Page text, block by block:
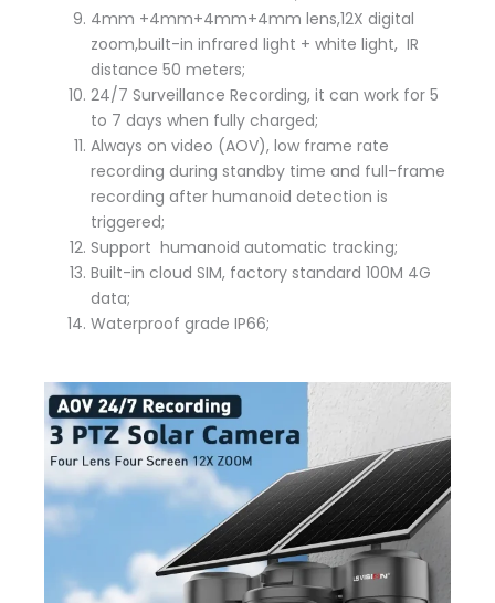
4mm +4mm+4mm+4mm lens,12X digital
zoom,built-in infrared light + white light, IR
distance 50 meters;
24/7 Surveillance Recording, it can work for 5
to 7 days when fully charged;
Always on video (AOV), low frame rate
recording during standby time and full-frame
recording after humanoid detection is
triggered;
Support humanoid automatic tracking;
Built-in cloud SIM, factory standard 100M 4G
data;
Waterproof grade IP66;